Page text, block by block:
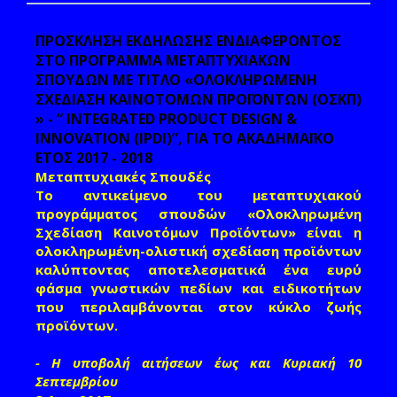
ΠΡΟΣΚΛΗΣΗ ΕΚΔΗΛΩΣΗΣ ΕΝΔΙΑΦΕΡΟΝΤΟΣ
ΣΤΟ ΠΡΟΓΡΑΜΜΑ ΜΕΤΑΠΤΥΧΙΑΚΩΝ
ΣΠΟΥΔΩΝ ΜΕ ΤΙΤΛΟ «ΟΛΟΚΛΗΡΩΜΕΝΗ
ΣΧΕΔΙΑΣΗ ΚΑΙΝΟΤΟΜΩΝ ΠΡΟΪΟΝΤΩΝ (ΟΣΚΠ)
» - “ INTEGRATED PRODUCT DESIGN &
INNOVATION (IPDI)”, ΓΙΑ ΤΟ ΑΚΑΔΗΜΑΪΚΟ
ΕΤΟΣ 2017 - 2018
Μεταπτυχιακές Σπουδές
Το αντικείμενο του μεταπτυχιακού
προγράμματος σπουδών «Ολοκληρωμένη
Σχεδίαση Καινοτόμων Προϊόντων» είναι η
ολοκληρωμένη-ολιστική σχεδίαση προϊόντων
καλύπτοντας αποτελεσματικά ένα ευρύ
φάσμα γνωστικών πεδίων και ειδικοτήτων
που περιλαμβάνονται στον κύκλο ζωής
προϊόντων.
- Η υποβολή αιτήσεων έως και Κυριακή 10
Σεπτεμβρίου